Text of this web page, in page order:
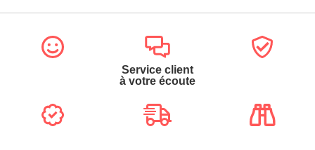
Service client
à votre écoute